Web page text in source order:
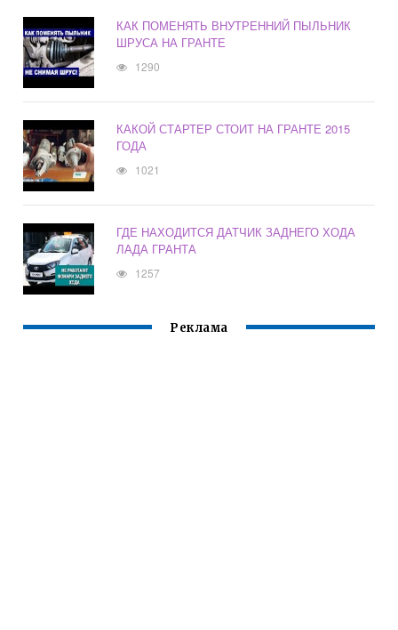
КАК ПОМЕНЯТЬ ВНУТРЕННИЙ ПЫЛЬНИК
ШРУСА НА ГРАНТЕ
1290
КАКОЙ СТАРТЕР СТОИТ НА ГРАНТЕ 2015
ГОДА
1021
ГДЕ НАХОДИТСЯ ДАТЧИК ЗАДНЕГО ХОДА
ЛАДА ГРАНТА
1257
Реклама